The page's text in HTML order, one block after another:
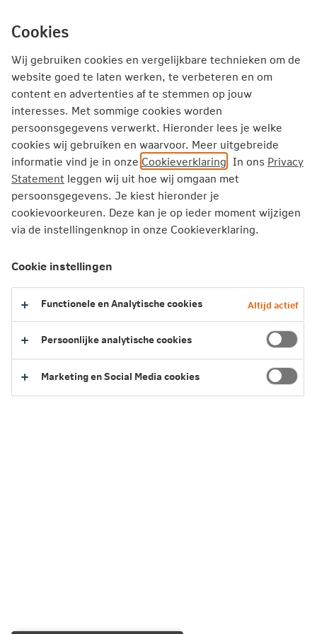
direct
naar
Door een fout is het niet mogelijk om online
offertes en verzekeringen aan te vragen of
wijzigingen door te geven. Probeer het later nog
eens of neem in geval van spoed contact met ons
op, 070 513 09 29.
Onze excuses voor het ongemak.
Cookies
Wij gebruiken cookies en vergelijkbare technieken om de
website goed te laten werken, te verbeteren en om
content en advertenties af te stemmen op jouw
interesses. Met sommige cookies worden
persoonsgegevens verwerkt. Hieronder lees je welke
cookies wij gebruiken en waarvoor. Meer uitgebreide
informatie vind je in onze Cookieverklaring. In ons Privacy
Statement leggen wij uit hoe wij omgaan met
persoonsgegevens. Je kiest hieronder je
cookievoorkeuren. Deze kan je op ieder moment wijzigen
via de instellingenknop in onze Cookieverklaring.
Cookie instellingen
Functionele en Analytische cookies Altijd actief
Persoonlijke analytische cookies
Marketing en Social Media cookies